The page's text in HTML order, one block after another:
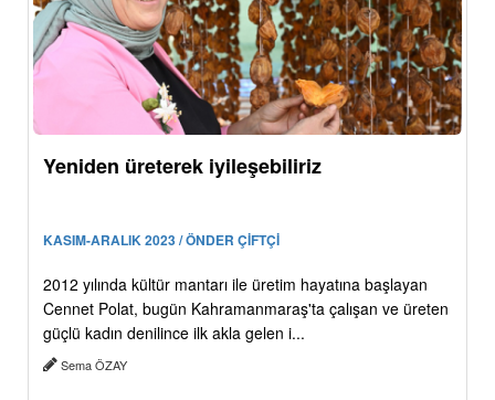
Yeniden üreterek iyileşebiliriz
KASIM-ARALIK 2023 / ÖNDER ÇİFTÇİ
2012 yılında kültür mantarı ile üretim hayatına başlayan
Cennet Polat, bugün Kahramanmaraş'ta çalışan ve üreten
güçlü kadın denilince ilk akla gelen i...
Sema ÖZAY